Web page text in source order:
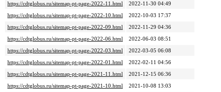
https://cdtglobus.ru/sitemap-pt-page-2022-11.html
2022-11-30 04:49
https://cdtglobus.ru/sitemap-pt-page-2022-10.html
2022-10-03 17:37
https://cdtglobus.ru/sitemap-pt-page-2022-09.html
2022-11-29 04:36
https://cdtglobus.ru/sitemap-pt-page-2022-06.html
2022-06-03 08:51
https://cdtglobus.ru/sitemap-pt-page-2022-03.html
2022-03-05 06:08
https://cdtglobus.ru/sitemap-pt-page-2022-01.html
2022-02-11 04:56
https://cdtglobus.ru/sitemap-pt-page-2021-11.html
2021-12-15 06:36
https://cdtglobus.ru/sitemap-pt-page-2021-10.html
2021-10-08 13:03